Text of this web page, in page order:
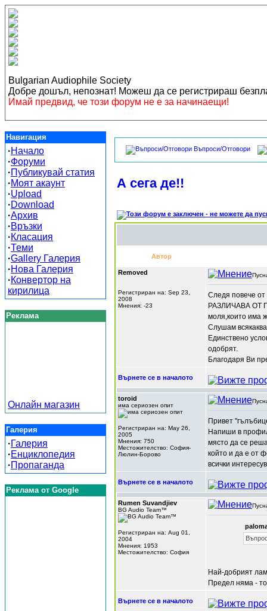
Bulgarian Audiophile Society
Добре дошъл, непознат! Можеш да се регистрираш
Имай предвид, че този форум не е за начинаещи!
Навигация
·Начало
·Форуми
·Публикувай статия
·Моят акаунт
·Upload
·Download
·Архив
·Връзки
·Класация
·Теми
·Gallery Галерия
·Нова Галерия
·Конвертор на
кирилица
Реклама
Онлайн магазин
Галерия
·Галерия
·Енциклопедия
·Пропаганда
Реклама от Google
Въпроси/Отговори
А сега де!!
Автор
Removed
Регистриран на: Sep 23,
2008
Мнения: -23
Следя повече
РАЗЛИЧАВА ОТ
моля,които има
Слушам
Единствено
одобрят.
Благодаря Ви
Върнете се в началото
toroid
има сериозен опит
Регистриран на: May 26,
2005
Мнения: 750
Местожителство: София-
Люлин-Борово
Привет
Напиши в
място да се
който и да е от
всички
Върнете се в началото
Rumen Suvandjiev
BG Audio Team™
Регистриран на: Aug 01,
2004
Мнения: 1953
Местожителство: София
Най-добрият
Предел няма -
Върнете се в началото